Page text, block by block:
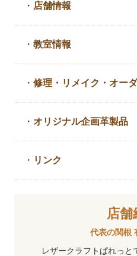
・ 店舗情報
・教室情報
・修理・リメイク・ オー
・ オリジナル企画革製品
・ リンク
店舗
代表の関根
レザークラフトぱれっと